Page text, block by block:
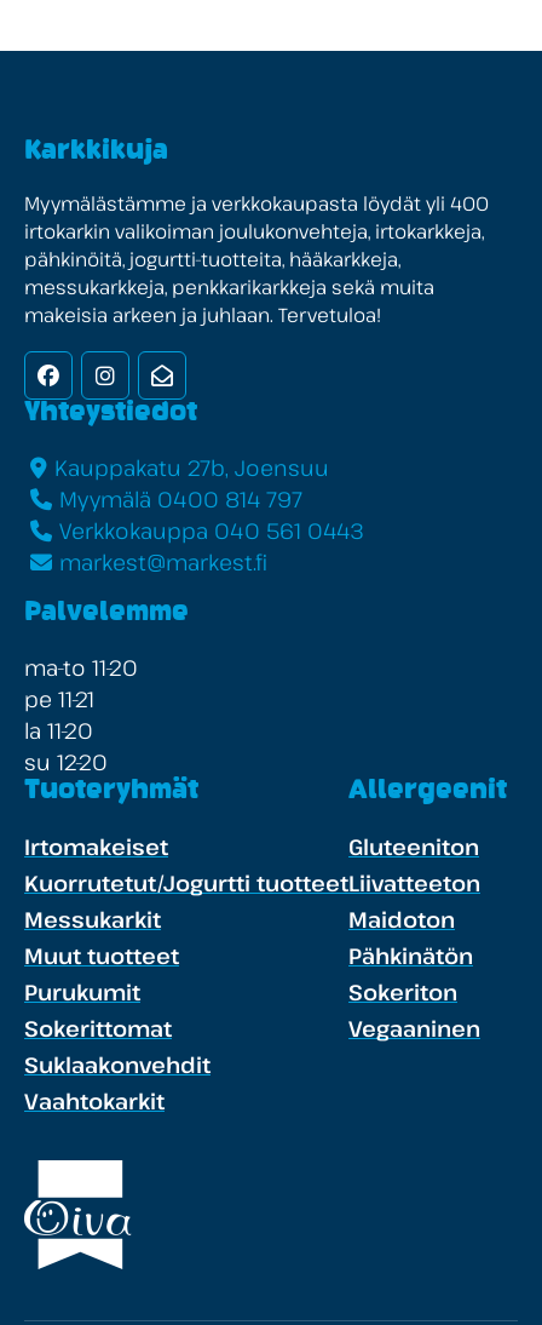
Karkkikuja
Myymälästämme ja verkkokaupasta löydät yli 400
irtokarkin valikoiman joulukonvehteja, irtokarkkeja,
pähkinöitä, jogurtti-tuotteita, hääkarkkeja,
messukarkkeja, penkkarikarkkeja sekä muita
makeisia arkeen ja juhlaan. Tervetuloa!
FacebookInstagramUutiskirje
Yhteystiedot
Kauppakatu 27b, Joensuu
Myymälä 0400 814 797
Verkkokauppa 040 561 0443
markest@markest.fi
Palvelemme
ma-to 11-20
pe 11-21
la 11-20
su 12-20
Tuoteryhmät
Irtomakeiset
Kuorrutetut/Jogurtti tuotteet
Messukarkit
Muut tuotteet
Purukumit
Sokerittomat
Suklaakonvehdit
Vaahtokarkit
Allergeenit
Gluteeniton
Liivatteeton
Maidoton
Pähkinätön
Sokeriton
Vegaaninen